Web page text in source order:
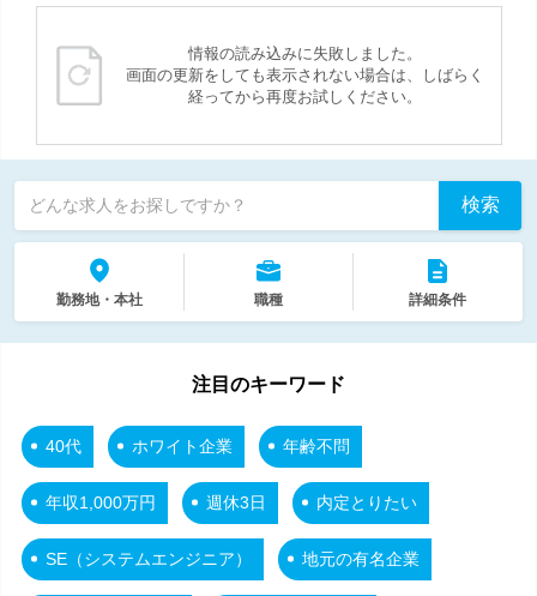
情報の読み込みに失敗しました。
画面の更新をしても表示されない場合は、しばらく
経ってから再度お試しください。
どんな求人をお探しですか？ 検索
勤務地・本社 職種 詳細条件
注目のキーワード
40代 ホワイト企業 年齢不問
年収1,000万円 週休3日 内定とりたい
SE（システムエンジニア） 地元の有名企業